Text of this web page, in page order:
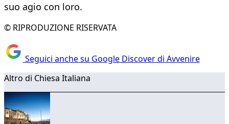
suo agio con loro.
© RIPRODUZIONE RISERVATA
Seguici anche su Google Discover di Avvenire
Altro di Chiesa Italiana